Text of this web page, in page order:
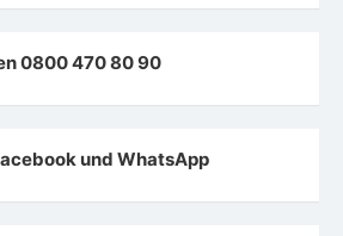
0800 470 80 90
und WhatsApp